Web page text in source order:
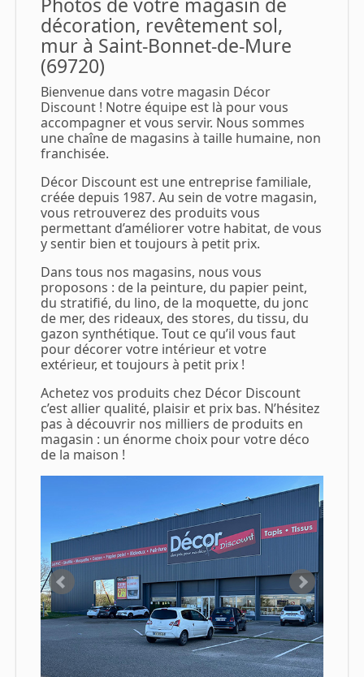
décoration, revêtement sol,
mur à Saint-Bonnet-de-Mure
(69720)
Bienvenue dans votre magasin Décor
Discount ! Notre équipe est là pour vous
accompagner et vous servir. Nous sommes
une chaîne de magasins à taille humaine, non
franchisée.
Décor Discount est une entreprise familiale,
créée depuis 1987. Au sein de votre magasin,
vous retrouverez des produits vous
permettant d’améliorer votre habitat, de vous
y sentir bien et toujours à petit prix.
Dans tous nos magasins, nous vous
proposons : de la peinture, du papier peint,
du stratifié, du lino, de la moquette, du jonc
de mer, des rideaux, des stores, du tissu, du
gazon synthétique. Tout ce qu’il vous faut
pour décorer votre intérieur et votre
extérieur, et toujours à petit prix !
Achetez vos produits chez Décor Discount
c’est allier qualité, plaisir et prix bas. N’hésitez
pas à découvrir nos milliers de produits en
magasin : un énorme choix pour votre déco
de la maison !